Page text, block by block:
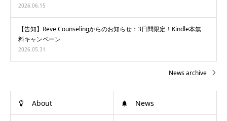
2026.06.15
【告知】Reve Counselingからのお知らせ：3日間限定！Kindle本無
料キャンペーン
2026.05.31
News archive
About News